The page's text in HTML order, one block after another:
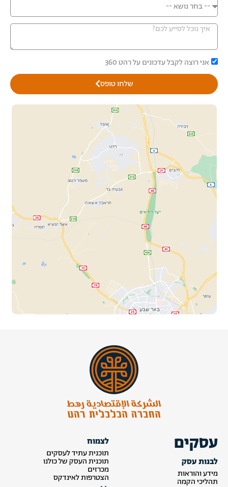
אני רוצה לקבל עדכונים על רהט 360
שלחו טופס
עסקים
לבנות עסק
מידע והוראות
תהליכי הקמה
לצמוח
תוכנית עתיד לעסקים
תוכנית העסק של כולנו
מכרזים
הצטרפות לאינדקס